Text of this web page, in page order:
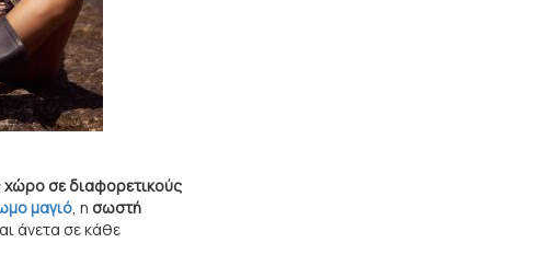
χώρο σε διαφορετικούς
μαγιό, η σωστή
άνετα σε κάθε